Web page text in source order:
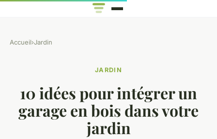
Accueil›Jardin
JARDIN
10 idées pour intégrer un
garage en bois dans votre
jardin